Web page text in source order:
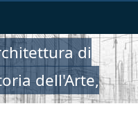
di
dell'Arte,